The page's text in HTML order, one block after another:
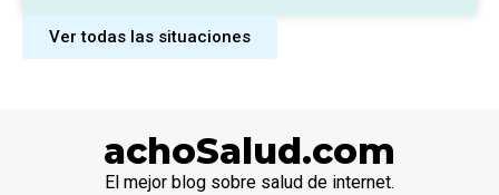
Ver todas las situaciones
achoSalud.com
El mejor blog sobre salud de internet.